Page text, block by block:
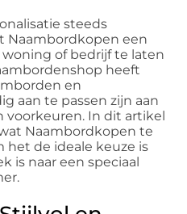
steeds
Naambordkopen een
of bedrijf te laten
heeft
en
aan te passen zijn aan
voorkeuren. In dit artikel
Naambordkopen te
het de ideale keuze is
is naar een speciaal